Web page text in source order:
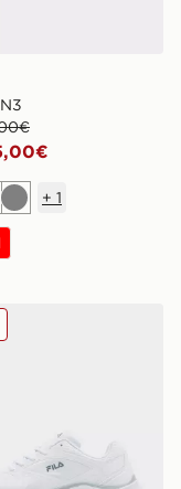
Grigio
+ 1
5